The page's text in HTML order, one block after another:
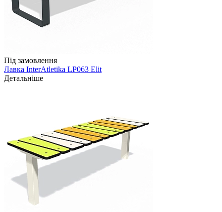
Під замовлення
Лавка InterAtletika LP063 Elit
Детальніше